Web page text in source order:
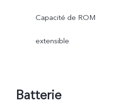
Capacité de ROM
extensible
Batterie